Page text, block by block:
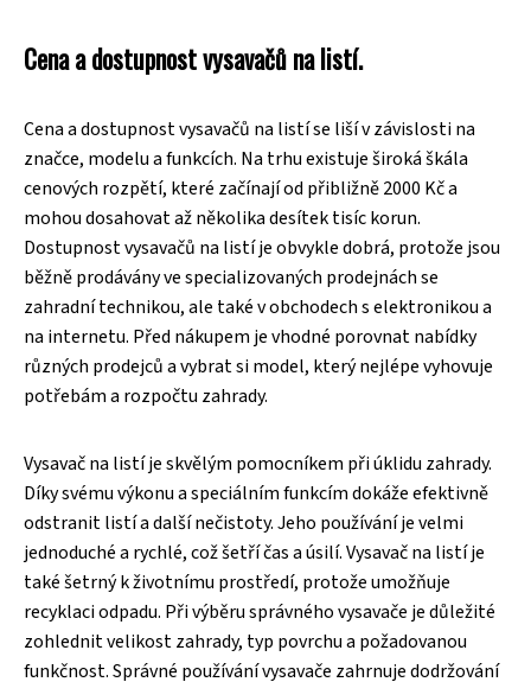
Cena a dostupnost vysavačů na listí.
Cena a dostupnost vysavačů na listí se liší v závislosti na
značce, modelu a funkcích. Na trhu existuje široká škála
cenových rozpětí, které začínají od přibližně 2000 Kč a
mohou dosahovat až několika desítek tisíc korun.
Dostupnost vysavačů na listí je obvykle dobrá, protože jsou
běžně prodávány ve specializovaných prodejnách se
zahradní technikou, ale také v obchodech s elektronikou a
na internetu. Před nákupem je vhodné porovnat nabídky
různých prodejců a vybrat si model, který nejlépe vyhovuje
potřebám a rozpočtu zahrady.
Vysavač na listí je skvělým pomocníkem při úklidu zahrady.
Díky svému výkonu a speciálním funkcím dokáže efektivně
odstranit listí a další nečistoty. Jeho používání je velmi
jednoduché a rychlé, což šetří čas a úsilí. Vysavač na listí je
také šetrný k životnímu prostředí, protože umožňuje
recyklaci odpadu. Při výběru správného vysavače je důležité
zohlednit velikost zahrady, typ povrchu a požadovanou
funkčnost. Správné používání vysavače zahrnuje dodržování